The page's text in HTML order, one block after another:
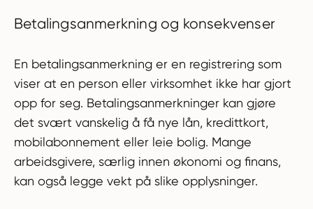
Betalingsanmerkning og konsekvenser
En betalingsanmerkning er en registrering som
viser at en person eller virksomhet ikke har gjort
opp for seg. Betalingsanmerkninger kan gjøre
det svært vanskelig å få nye lån, kredittkort,
mobilabonnement eller leie bolig. Mange
arbeidsgivere, særlig innen økonomi og finans,
kan også legge vekt på slike opplysninger.